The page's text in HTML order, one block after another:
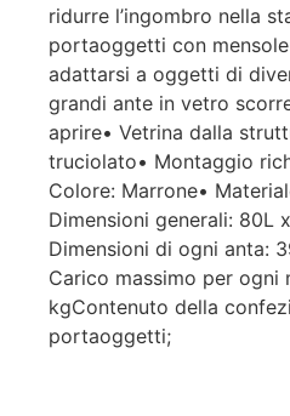
ridurre l’ingombro nella
portaoggetti con
adattarsi a oggetti di
grandi ante in vetro
aprire• Vetrina dalla
truciolato• Montaggio
Colore: Marrone•
Dimensioni generali: 80L
Dimensioni di ogni anta:
Carico massimo per ogni
kgContenuto della
portaoggetti;